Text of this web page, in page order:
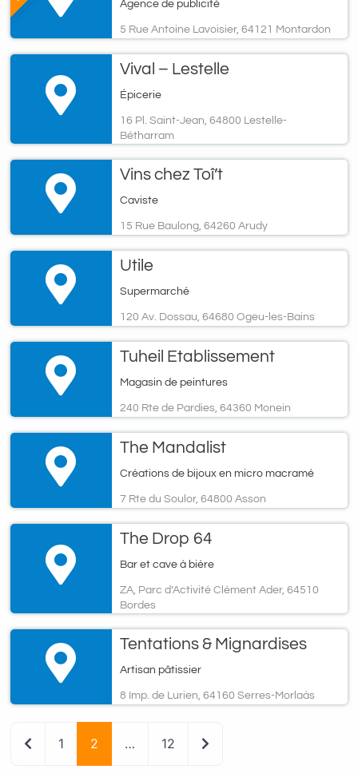
Agence de publicité
5 Rue Antoine Lavoisier, 64121 Montardon
Vival – Lestelle
Épicerie
16 Pl. Saint-Jean, 64800 Lestelle-
Bétharram
Vins chez Toî’t
Caviste
15 Rue Baulong, 64260 Arudy
Utile
Supermarché
120 Av. Dossau, 64680 Ogeu-les-Bains
Tuheil Etablissement
Magasin de peintures
240 Rte de Pardies, 64360 Monein
The Mandalist
Créations de bijoux en micro macramé
7 Rte du Soulor, 64800 Asson
The Drop 64
Bar et cave à bière
ZA, Parc d’Activité Clément Ader, 64510
Bordes
Tentations & Mignardises
Artisan pâtissier
8 Imp. de Lurien, 64160 Serres-Morlaàs
Newer posts
1 2 … 12 Older posts